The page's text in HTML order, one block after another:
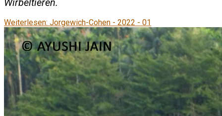
Wirbeltieren.
Weiterlesen: Jorgewich-Cohen - 2022 - 01